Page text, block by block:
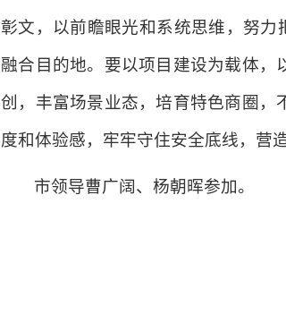
彰文，以前瞻眼光和系统思维，努力
融合目的地。要以项目建设为载体
创，丰富场景业态，培育特色商圈，
度和体验感，牢牢守住安全底线，营
市领导曹广阔、杨朝晖参加。